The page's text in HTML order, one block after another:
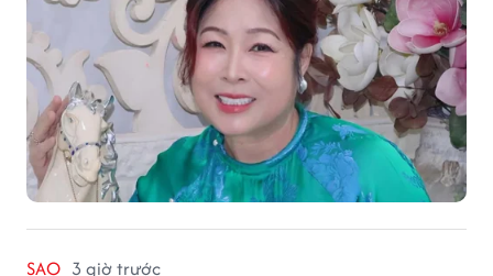
SAO 3 giờ trước